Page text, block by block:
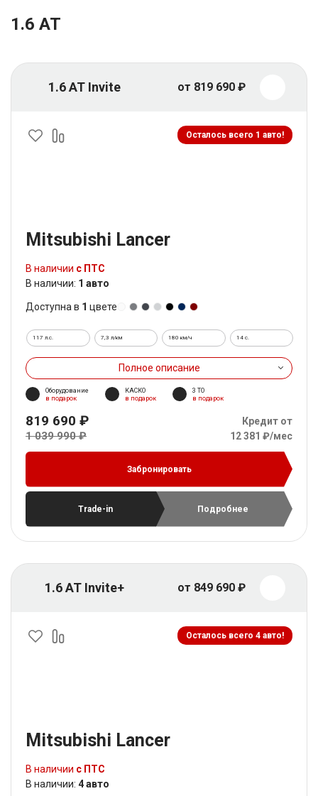
1.6 AT
1.6 AT Invite от 819 690 ₽
Осталось всего 1 авто!
Mitsubishi Lancer
В наличии с ПТС
В наличии: 1 авто
Доступна в 1 цвете
117 л.с. 7,3 л/км 180 км/ч 14 c.
Полное описание
Оборудование
в подарок
КАСКО
в подарок
3 ТО
в подарок
819 690 ₽
1 039 990 ₽
Кредит от
12 381 ₽/мес
Забронировать
Trade-in Подробнее
1.6 AT Invite+ от 849 690 ₽
Осталось всего 4 авто!
Mitsubishi Lancer
В наличии с ПТС
В наличии: 4 авто